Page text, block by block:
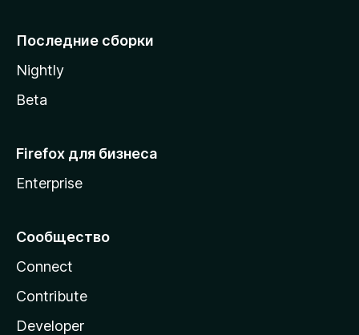
lПоследние сборки
Nightly
Beta
Firefox для бизнеса
Enterprise
Сообщество
Connect
Contribute
Developer